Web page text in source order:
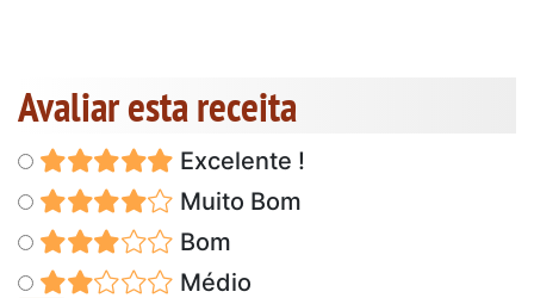
Avaliar esta receita
Excelente !
Muito Bom
Bom
Médio